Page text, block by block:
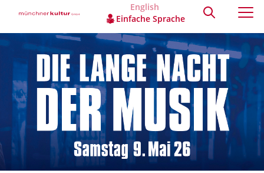
English
Einfache Sprache